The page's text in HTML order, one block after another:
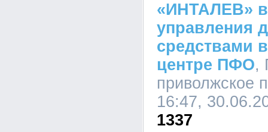
«ИНТАЛЕВ»
управления
средствами
центре ПФО,
приволжское
16:47,
1337